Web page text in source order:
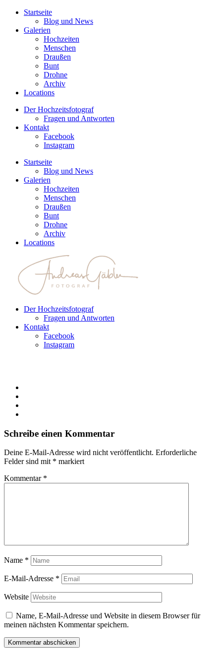
Startseite
Blog und News
Galerien
Hochzeiten
Menschen
Draußen
Bunt
Drohne
Archiv
Locations
Der Hochzeitsfotograf
Fragen und Antworten
Kontakt
Facebook
Instagram
Startseite
Blog und News
Galerien
Hochzeiten
Menschen
Draußen
Bunt
Drohne
Archiv
Locations
Der Hochzeitsfotograf
Fragen und Antworten
Kontakt
Facebook
Instagram
Schreibe einen Kommentar
Deine E-Mail-Adresse wird nicht veröffentlicht. Erforderliche
Felder sind mit * markiert
Kommentar *
Name *
E-Mail-Adresse *
Website
Name, E-Mail-Adresse und Website in diesem Browser für
meinen nächsten Kommentar speichern.